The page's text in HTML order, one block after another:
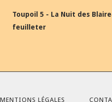
Toupoil 5 - La Nuit des
feuilleter
MENTIONS LÉGALES